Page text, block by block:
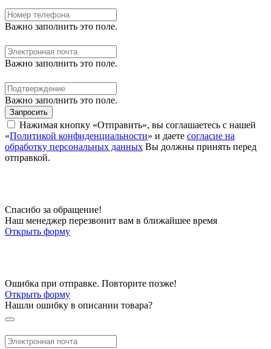
Важно заполнить это поле.
Важно заполнить это поле.
Важно заполнить это поле.
Запросить
Нажимая кнопку «Отправить», вы соглашаетесь с нашей
«Политикой конфиденциальности» и даете согласие на
обработку персональных данных Вы должны принять перед
отправкой.
Спасибо за обращение!
Наш менеджер перезвонит вам в ближайшее время
Открыть форму
Ошибка при отправке. Повторите позже!
Открыть форму
Нашли ошибку в описании товара?